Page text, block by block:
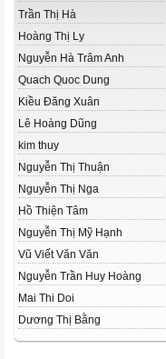
Trần Thị Hà
Hoàng Thị Ly
Nguyễn Hà Trâm Anh
Quach Quoc Dung
Kiều Đăng Xuân
Lê Hoàng Dũng
kim thuy
Nguyễn Thị Thuận
Nguyễn Thị Nga
Hồ Thiện Tâm
Nguyễn Thị Mỹ Hạnh
Vũ Viết Văn Văn
Nguyễn Trần Huy Hoàng
Mai Thi Doi
Dương Thị Bằng